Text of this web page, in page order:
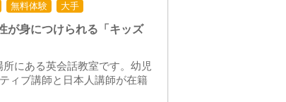
無料体験 大手
が身につけられる「キッズ
にある英会話教室です。幼児
ィブ講師と日本人講師が在籍